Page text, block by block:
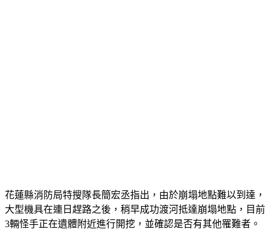
花蓮縣消防局特搜隊長簡宏丞指出，由於崩塌地點難以到達，
大型機具在連日趕路之後，稍早成功渡河抵達崩塌地點，目前
3輛怪手正在遺體附近進行開挖，並確認是否有其他罹難者。